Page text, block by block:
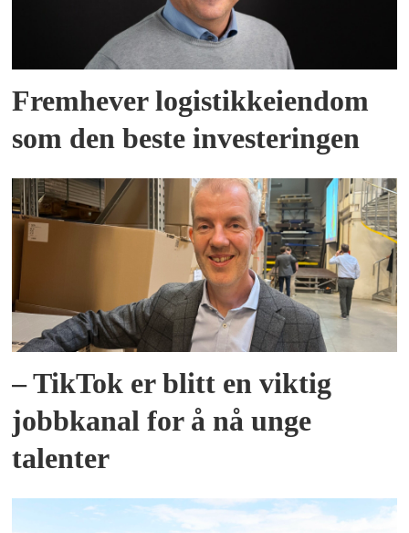
Fremhever logistikkeiendom
som den beste investeringen
– TikTok er blitt en viktig
jobbkanal for å nå unge
talenter